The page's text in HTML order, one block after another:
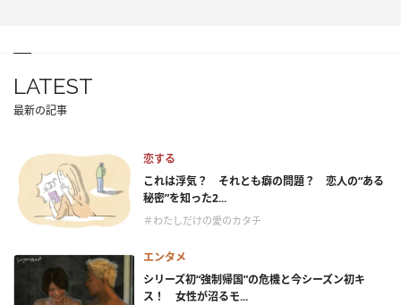
LATEST
最新の記事
恋する
これは浮気？ それとも癖の問題？ 恋人の“ある
秘密”を知った2...
＃わたしだけの愛のカタチ
エンタメ
シリーズ初“強制帰国”の危機と今シーズン初キ
ス！ 女性が沼るモ...